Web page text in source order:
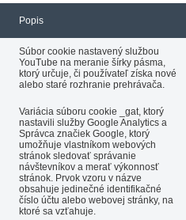
Popis
Súbor cookie nastavený službou
YouTube na meranie šírky pásma,
ktorý určuje, či používateľ získa nové
alebo staré rozhranie prehrávača.
Variácia súboru cookie _gat, ktorý
nastavili služby Google Analytics a
Správca značiek Google, ktorý
umožňuje vlastníkom webových
stránok sledovať správanie
návštevníkov a merať výkonnosť
stránok. Prvok vzoru v názve
obsahuje jedinečné identifikačné
číslo účtu alebo webovej stránky, na
ktoré sa vzťahuje.